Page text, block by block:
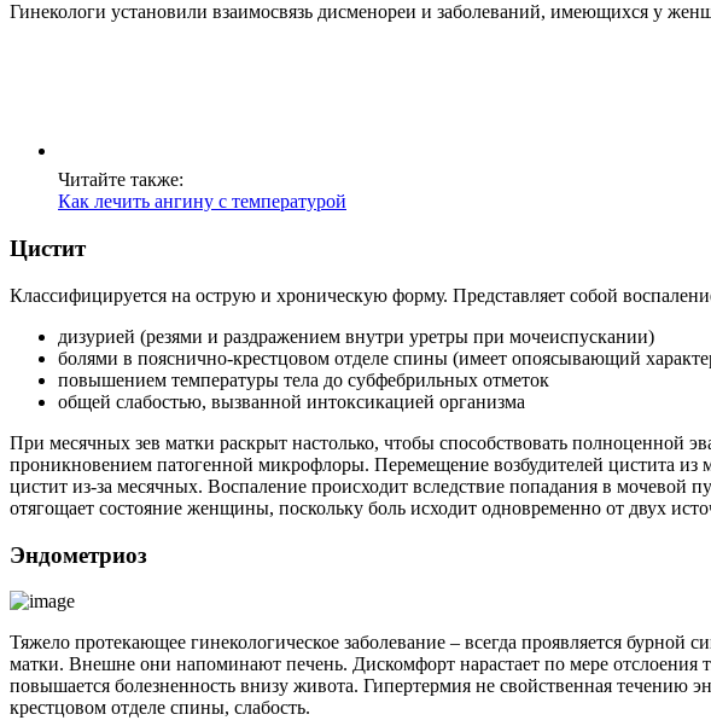
Гинекологи установили взаимосвязь дисменореи и заболеваний, имеющихся у
Читайте также:
Как лечить ангину с температурой
Цистит
Классифицируется на острую и хроническую форму. Представляет собой
дизурией (резями и раздражением внутри уретры при мочеиспускании)
болями в пояснично-крестцовом отделе спины (имеет опоясывающий
повышением температуры тела до субфебрильных отметок
общей слабостью, вызванной интоксикацией организма
При месячных зев матки раскрыт настолько, чтобы способствовать полноценной
проникновением патогенной микрофлоры. Перемещение возбудителей цистита
цистит из-за месячных. Воспаление происходит вследствие попадания в мочевой
отягощает состояние женщины, поскольку боль исходит одновременно от двух
Эндометриоз
Тяжело протекающее гинекологическое заболевание – всегда проявляется
матки. Внешне они напоминают печень. Дискомфорт нарастает по мере отслоения
повышается болезненность внизу живота. Гипертермия не свойственная
крестцовом отделе спины, слабость.